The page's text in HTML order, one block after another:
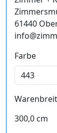
61440
Farbe
300,0 cm